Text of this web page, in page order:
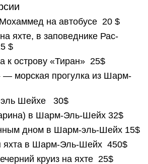
на автобусе 20 $
яхте, в заповеднике Рас-
$
к острову «Тиран» 25$
— морская прогулка из Шарм-
Шейхе 30$
в Шарм-Эль-Шейх 32$
дном в Шарм-эль-Шейх 15$
яхта в Шарм-Эль-Шейх 450$
круиз на яхте 25$